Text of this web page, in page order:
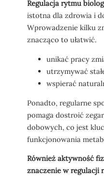
Regulacja rytmu
istotna dla zdrowia i
Wprowadzenie kilku
znacząco to ułatwić.
unikać pracy
utrzymywać
wspierać
Ponadto, regularne
pomaga dostroić
dobowych, co jest
funkcjonowania
Również aktywność
znaczenie w regulacji